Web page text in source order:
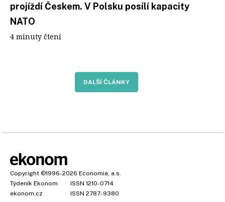
projíždí Českem. V Polsku posílí kapacity
NATO
4 minuty čtení
DALŠÍ ČLÁNKY
Copyright ©1996-2026 Economia, a.s.
Týdeník Ekonom
ISSN 1210-0714
ekonom.cz
ISSN 2787-9380